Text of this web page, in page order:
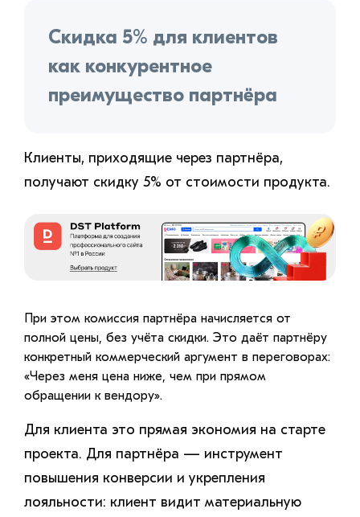
Скидка 5% для клиентов
как конкурентное
преимущество партнёра
Клиенты, приходящие через партнёра,
получают скидку 5% от стоимости продукта.
При этом комиссия партнёра начисляется от
полной цены, без учёта скидки. Это даёт партнёру
конкретный коммерческий аргумент в переговорах:
«Через меня цена ниже, чем при прямом
обращении к вендору».
Для клиента это прямая экономия на старте
проекта. Для партнёра — инструмент
повышения конверсии и укрепления
лояльности: клиент видит материальную